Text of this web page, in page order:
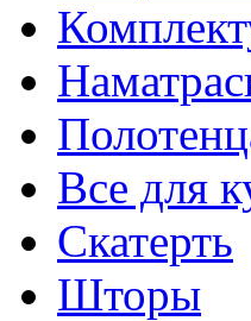
Все для
Скатерть
Шторы